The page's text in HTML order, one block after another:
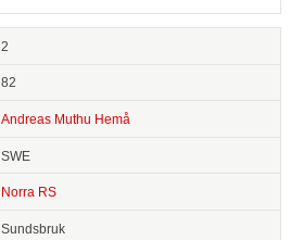
2
82
Andreas Muthu Hemå
SWE
Norra RS
Sundsbruk